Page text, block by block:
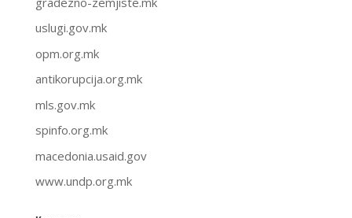
uslugi.gov.mk
opm.org.mk
antikorupcija.org.mk
mls.gov.mk
spinfo.org.mk
macedonia.usaid.gov
www.undp.org.mk